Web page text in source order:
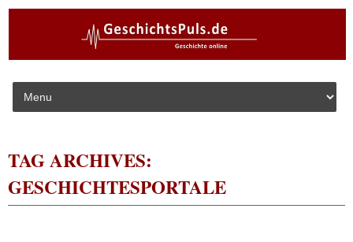
Skip to content
TAG ARCHIVES:
GESCHICHTESPORTALE